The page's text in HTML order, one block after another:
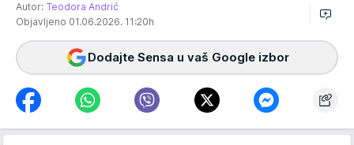
Autor: Teodora Andrić
Objavljeno 01.06.2026. 11:20h
Dodajte Sensa u vaš Google izbor